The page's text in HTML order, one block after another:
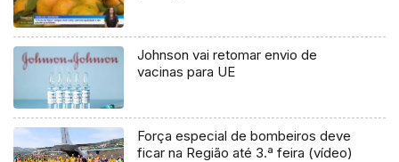
Johnson vai retomar envio de
vacinas para UE
Força especial de bombeiros deve
ficar na Região até 3.ª feira (vídeo)